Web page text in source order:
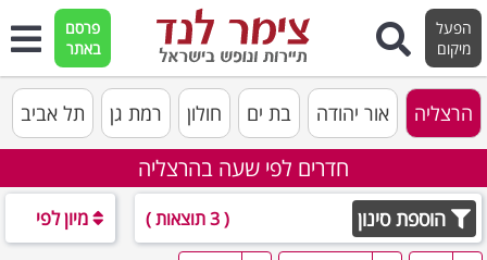
הפעל
מיקום
פרסם
באתר
הרצליה אור יהודה בת ים חולון רמת גן תל אביב
חדרים לפי שעה בהרצליה
הוספת סינון ( 3 תוצאות ) מיון לפי